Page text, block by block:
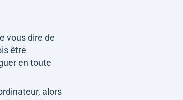
vous dire de
être
en toute
alors